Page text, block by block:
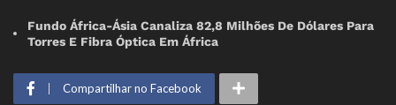
Fundo África-Ásia Canaliza 82,8 Milhões De Dólares Para
Torres E Fibra Óptica Em África
Compartilhar no Facebook